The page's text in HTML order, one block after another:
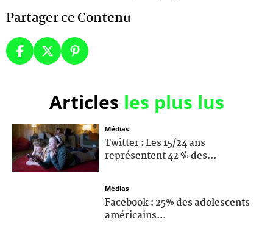
Partager ce Contenu
Articles les plus lus
Médias
Twitter : Les 15/24 ans
représentent 42 % des...
Médias
Facebook : 25% des adolescents
américains...